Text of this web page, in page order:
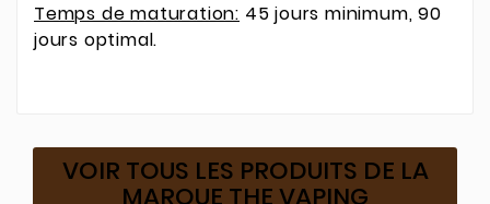
Temps de maturation: 45 jours minimum, 90
jours optimal.
VOIR TOUS LES PRODUITS DE LA
MARQUE THE VAPING